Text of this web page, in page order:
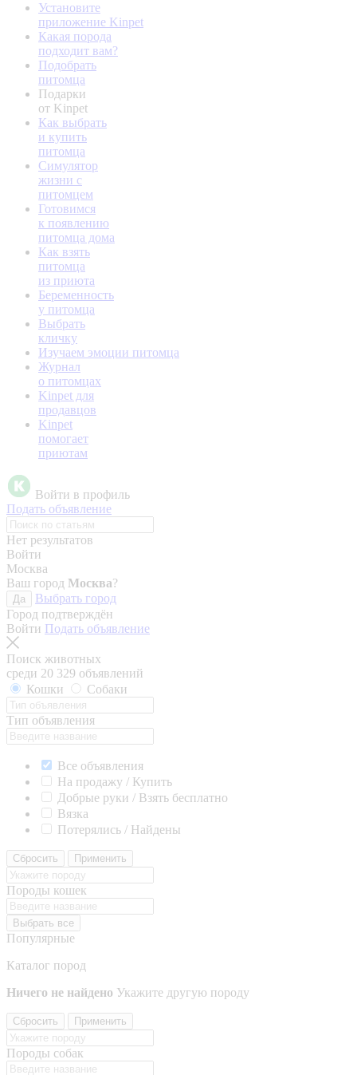
Установите
приложение Kinpet
Какая порода
подходит вам?
Подобрать
питомца
Подарки
от Kinpet
Как выбрать
и купить
питомца
Симулятор
жизни с
питомцем
Готовимся
к появлению
питомца дома
Как взять
питомца
из приюта
Беременность
у питомца
Выбрать
кличку
Изучаем эмоции питомца
Журнал
о питомцах
Kinpet для
продавцов
Kinpet
помогает
приютам
Войти в профиль
Подать объявление
Нет результатов
Войти
Москва
Ваш город Москва?
Да
Выбрать город
Город подтверждён
Войти Подать объявление
Поиск животных
среди 20 329 объявлений
Кошки
Собаки
Тип объявления
Все объявления
На продажу / Купить
Добрые руки / Взять бесплатно
Вязка
Потерялись / Найдены
Сбросить Применить
Породы кошек
Выбрать все
Популярные
Каталог пород
Ничего не найдено Укажите другую породу
Сбросить Применить
Породы собак